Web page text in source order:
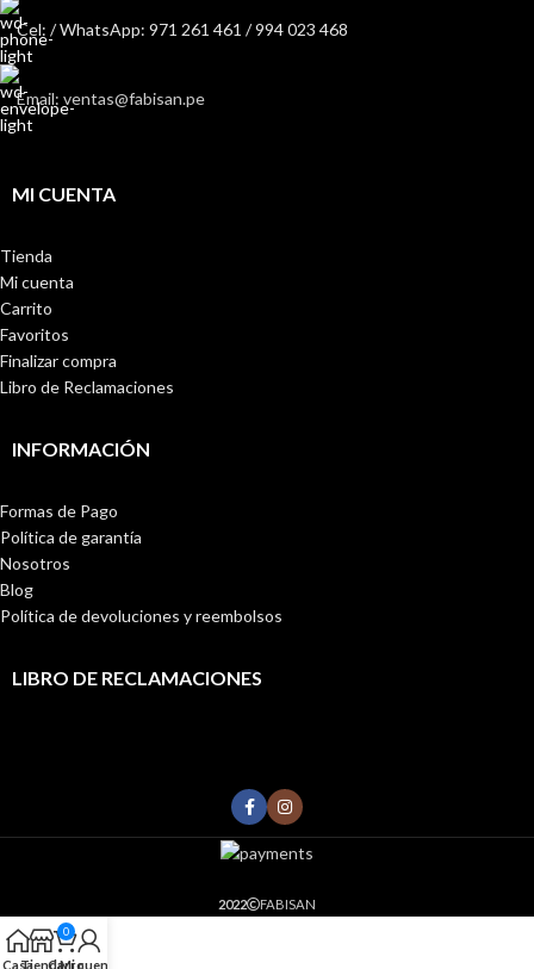
Cel: / WhatsApp: 971 261 461 / 994 023 468
Email: ventas@fabisan.pe
MI CUENTA
Tienda
Mi cuenta
Carrito
Favoritos
Finalizar compra
Libro de Reclamaciones
INFORMACIÓN
Formas de Pago
Política de garantía
Nosotros
Blog
Política de devoluciones y reembolsos
LIBRO DE RECLAMACIONES
2022 FABISAN
CasaTienda
0
Carro
Mi cuenta